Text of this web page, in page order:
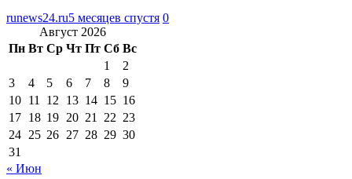
runews24.ru5 месяцев спустя 0
Август 2026
Пн Вт Ср Чт Пт Сб Вс
1
2
3
4 5 6 7 8
9
10 11 12 13 14 15 16
17 18 19 20 21 22 23
24 25 26 27 28 29 30
31
« Июн